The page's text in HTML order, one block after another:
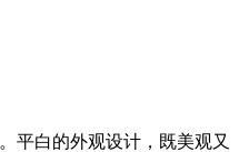
平白的外观设计，既美观又